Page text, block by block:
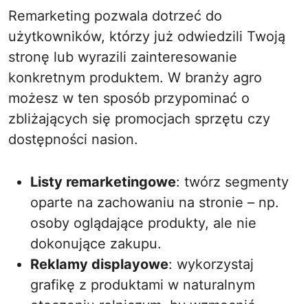
Remarketing pozwala dotrzeć do
użytkowników, którzy już odwiedzili Twoją
stronę lub wyrazili zainteresowanie
konkretnym produktem. W branży agro
możesz w ten sposób przypominać o
zbliżających się promocjach sprzętu czy
dostępności nasion.
Listy remarketingowe: twórz segmenty
oparte na zachowaniu na stronie – np.
osoby oglądające produkty, ale nie
dokonujące zakupu.
Reklamy displayowe: wykorzystaj
grafikę z produktami w naturalnym